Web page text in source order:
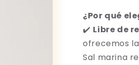
¿Por qué
✔️ Libre de
ofrecemos
Sal marina